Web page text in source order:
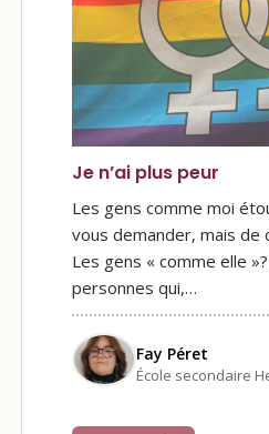
Je n’ai plus peur
Les gens comme moi
vous demander, mais de
Les gens « comme elle
personnes qui,…
Fay Péret
École secondaire